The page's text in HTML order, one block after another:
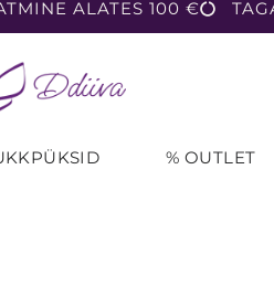
ALATES 100 €
% OUTLET